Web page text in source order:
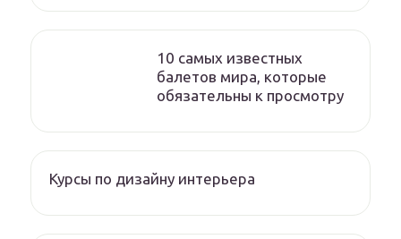
10 самых известных
балетов мира, которые
обязательны к просмотру
Курсы по дизайну интерьера